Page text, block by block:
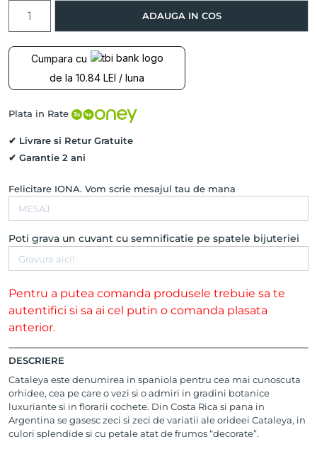
Bratara
copii
CATALEYA,
ADAUGA IN COS
Cumpara cu
de la 10.84 LEI / luna
Plata in Rate
✔ Livrare si Retur Gratuite
✔ Garantie 2 ani
Felicitare IONA. Vom scrie mesajul tau de mana
Poti grava un cuvant cu semnificatie pe spatele bijuteriei
Pentru a putea comanda produsele trebuie sa te
autentifici si sa ai cel putin o comanda plasata
anterior.
DESCRIERE
Cataleya este denumirea in spaniola pentru cea mai cunoscuta
orhidee, cea pe care o vezi si o admiri in gradini botanice
luxuriante si in florarii cochete. Din Costa Rica si pana in
Argentina se gasesc zeci si zeci de variatii ale orideei Cataleya, in
culori splendide si cu petale atat de frumos “decorate”.